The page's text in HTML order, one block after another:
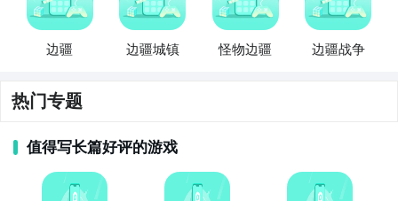
The end，决斗边疆的安卓模拟器图文安装教程就为大
家详解到这里了，相信大家都已经清楚了决斗边疆电脑
版怎么下载安装了吧？如果不清楚或者有其他疑问的，
玩决斗边疆吧。
边疆 边疆城镇 怪物边疆 边疆战争
热门专题
值得写长篇好评的游戏